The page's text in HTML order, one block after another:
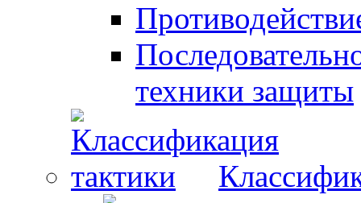
техники защиты